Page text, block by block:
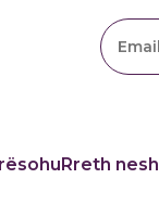
Rreth nesh